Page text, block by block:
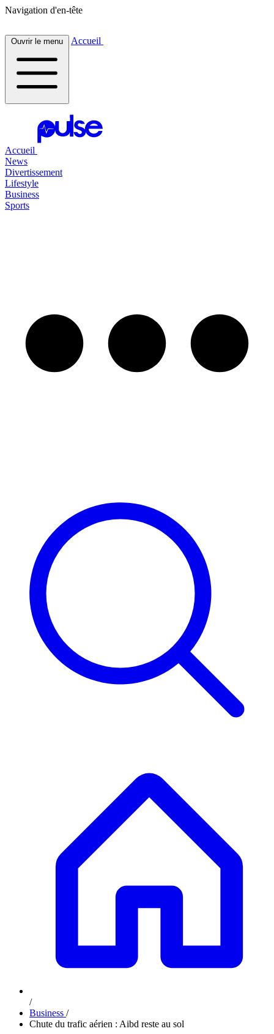
Navigation d'en-tête
Ouvrir le menu Accueil
Accueil
News
Divertissement
Lifestyle
Business
Sports
/
Business /
Chute du trafic aérien : Aibd reste au sol